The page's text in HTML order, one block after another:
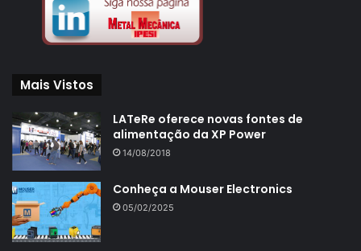
Mais Vistos
LATeRe oferece novas fontes de
alimentação da XP Power
14/08/2018
Conheça a Mouser Electronics
05/02/2025